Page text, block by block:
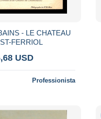
- LE CHATEAU
FERRIOL
USD
Professionista